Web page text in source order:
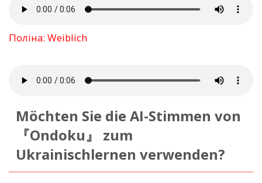
Поліна: Weiblich
Möchten Sie die AI-Stimmen von
『Ondoku』 zum
Ukrainischlernen verwenden?